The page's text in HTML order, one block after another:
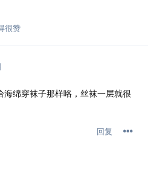
很赞
海绵穿袜子那样咯，丝袜一层就很
回复